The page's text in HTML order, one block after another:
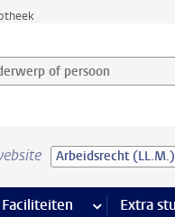
of persoon en selecteer
Arbeidsrecht (LL.M.)
Ondersteuning pagina’s
Faciliteiten meerExtra